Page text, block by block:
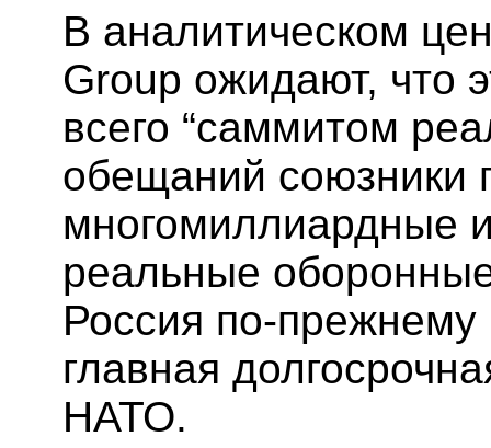
В аналитическом
Group ожидают, что
всего “саммитом
обещаний союзники
многомиллиардные
реальные
Россия по-прежнему
главная
НАТО.